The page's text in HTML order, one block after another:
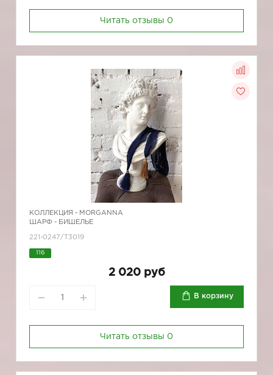
Читать отзывы 0
КОЛЛЕКЦИЯ - MORGANNA
ШАРФ - БИШЕЛЬЕ
221-0247/Т3019
116
2 020 руб
В корзину
Читать отзывы 0